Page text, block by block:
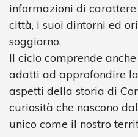
informazioni di
città, i suoi dintorni ed
soggiorno.
Il ciclo comprende
adatti ad approfondire
aspetti della storia di
curiosità che nascono
unico come il nostro